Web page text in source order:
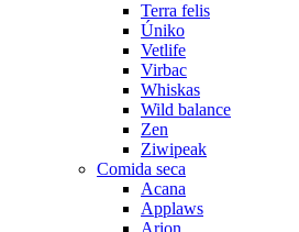
Terra felis
Úniko
Vetlife
Virbac
Whiskas
Wild balance
Zen
Ziwipeak
Comida seca
Acana
Applaws
Arion